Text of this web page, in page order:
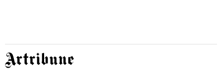
Artribune